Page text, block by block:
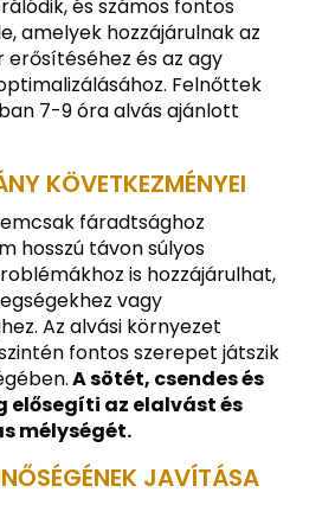
és számos fontos
amelyek hozzájárulnak az
erősítéséhez és az agy
Felnőttek
7-9 óra alvás ajánlott
KÖVETKEZMÉNYEI
fáradtsághoz
hosszú távon súlyos
is hozzájárulhat,
vagy
Az alvási környezet
fontos szerepet játszik
A sötét, csendes és
elősegíti az elalvást és
mélységét.
JAVÍTÁSA